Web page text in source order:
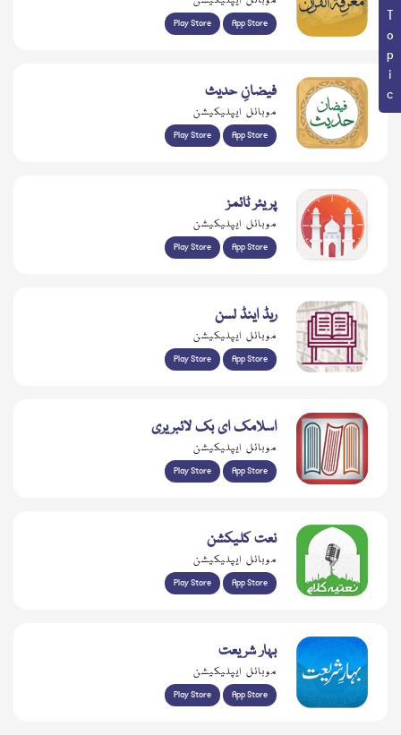
Play Store App Store
فیضانِ حدیث
موبائل ایپلیکیشن
Play Store App Store
پریئر ٹائمز
موبائل ایپلیکیشن
Play Store App Store
ریڈ اینڈ لسن
موبائل ایپلیکیشن
Play Store App Store
اسلامک ای بک لائبریری
موبائل ایپلیکیشن
Play Store App Store
نعت کلیکشن
موبائل ایپلیکیشن
Play Store App Store
بہار شریعت
موبائل ایپلیکیشن
Play Store App Store